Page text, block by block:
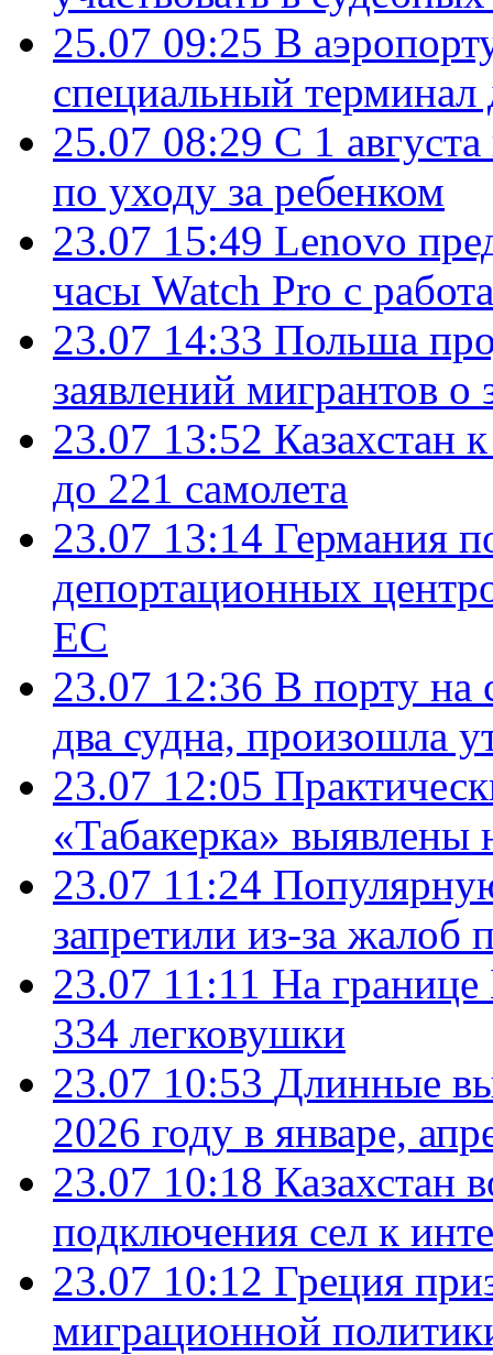
25.07 09:25 В
специальный терминал
25.07 08:29 С 1
по уходу за ребенком
23.07 15:49 Lenovo
часы Watch Pro с
23.07 14:33 Польша
заявлений мигрантов
23.07 13:52 Казахстан
до 221 самолета
23.07 13:14 Германия
депортационных
ЕС
23.07 12:36 В порту на
два судна, произошла
23.07 12:05
«Табакерка»
23.07 11:24
запретили из-за жалоб
23.07 11:11 На границе
334 легковушки
23.07 10:53 Длинные
2026 году в январе,
23.07 10:18 Казахстан
подключения сел к
23.07 10:12 Греция
миграционной